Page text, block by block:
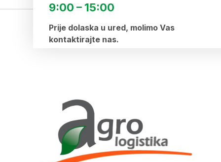
9:00 – 15:00
Prije dolaska u ured, molimo Vas
kontaktirajte nas.